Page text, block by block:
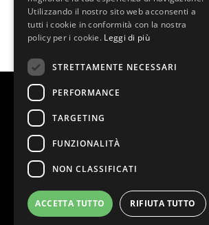
FLASHDANCE Il
@2026 Teatro Nazionale
Utilizzando il nostro sito web acconsenti a
tutti i cookie in conformità con la nostra
policy per i cookie. Leggi di più
STRETTAMENTE NECESSARI
PERFORMANCE
TARGETING
FUNZIONALITÀ
NON CLASSIFICATI
ACCETTA TUTTO RIFIUTA TUTTO